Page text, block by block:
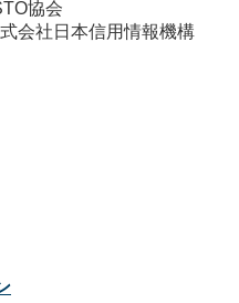
協会
会社日本信用情報機構